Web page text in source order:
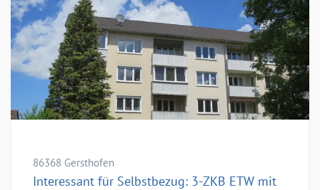
86368 Gersthofen
Interessant für Selbstbezug: 3-ZKB ETW mit